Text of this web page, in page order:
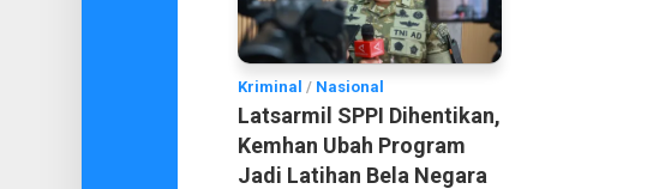
Kriminal / Nasional
Latsarmil SPPI Dihentikan,
Kemhan Ubah Program
Jadi Latihan Bela Negara